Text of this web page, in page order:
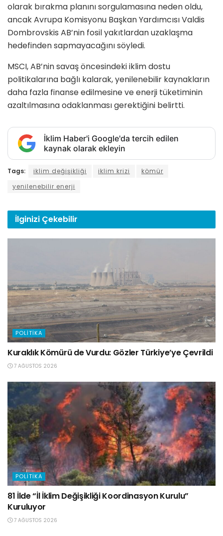
olarak bırakma planını sorgulamasına neden oldu,
ancak Avrupa Komisyonu Başkan Yardımcısı Valdis
Dombrovskis AB’nin fosil yakıtlardan uzaklaşma
hedefinden sapmayacağını söyledi.
MSCI, AB’nin savaş öncesindeki iklim dostu
politikalarına bağlı kalarak, yenilenebilir kaynakların
daha fazla finanse edilmesine ve enerji tüketiminin
azaltılmasına odaklanması gerektiğini belirtti.
İklim Haber'i Google'da tercih edilen
kaynak olarak ekleyin
Tags: iklim değişikliği iklim krizi
kömür
yenilenebilir enerji
İlginizi Çekebilir
POLITIKA
Kuraklık Kömürü de Vurdu: Gözler Türkiye’ye Çevrildi
7 AĞUSTOS 2026
POLITIKA
81 İlde “İl İklim Değişikliği Koordinasyon Kurulu”
Kuruluyor
7 AĞUSTOS 2026